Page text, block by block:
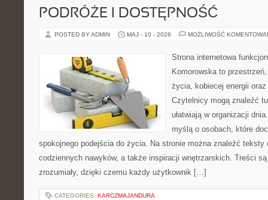
PODRÓŻE I DOSTĘPNOŚĆ
POSTED BY ADMIN MAJ - 10 - 2026 MOŻLIWOŚĆ
Strona internetowa
Komorowska to
życia, kobiecej energii
Czytelnicy mogą znaleźć
ułatwiają w organizacji
myślą o osobach, które
spokojnego podejścia do życia. Na stronie można znaleźć
codziennych nawyków, a także inspiracji wnętrzarskich. Treści
zrozumiały, dzięki czemu każdy użytkownik […]
CATEGORIES: KARCZMAJANDURA